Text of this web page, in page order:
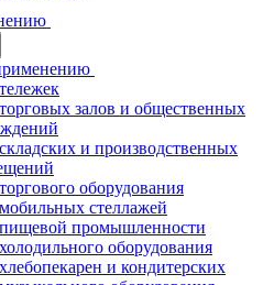
залов и общественных
и производственных
оборудования
стеллажей
промышленности
оборудования
и кондитерских